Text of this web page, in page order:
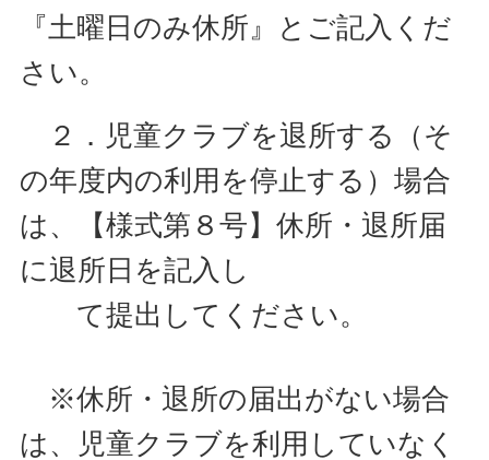
『土曜日のみ休所』とご記入くだ
さい。
２．児童クラブを退所する（そ
の年度内の利用を停止する）場合
は、【様式第８号】休所・退所届
に退所日を記入し
て提出してください。
※休所・退所の届出がない場合
は、児童クラブを利用していなく